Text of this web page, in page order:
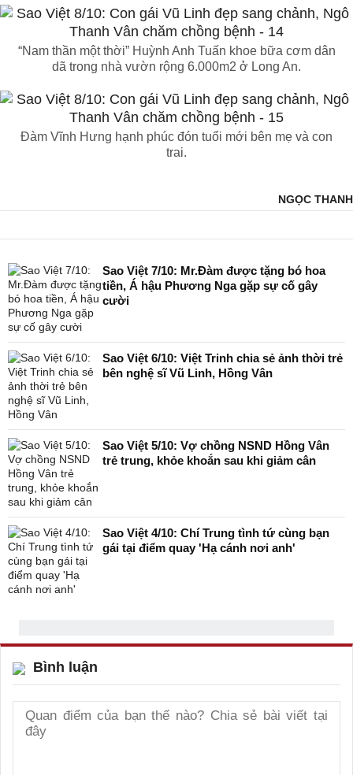
“Nam thần một thời” Huỳnh Anh Tuấn khoe bữa cơm dân
dã trong nhà vườn rộng 6.000m2 ở Long An.
Đàm Vĩnh Hưng hạnh phúc đón tuổi mới bên mẹ và con
trai.
NGỌC THANH
Sao Việt 7/10: Mr.Đàm được tặng bó hoa
tiền, Á hậu Phương Nga gặp sự cố gây
cười
Sao Việt 6/10: Việt Trinh chia sẻ ảnh thời trẻ
bên nghệ sĩ Vũ Linh, Hồng Vân
Sao Việt 5/10: Vợ chồng NSND Hồng Vân
trẻ trung, khỏe khoắn sau khi giảm cân
Sao Việt 4/10: Chí Trung tình tứ cùng bạn
gái tại điểm quay 'Hạ cánh nơi anh'
Bình luận